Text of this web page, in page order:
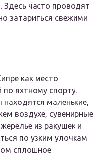
Здесь часто проводят
затариться свежими
как место
по яхтному спорту.
маленькие,
воздухе, сувенирные
из ракушек и
по узким улочкам
сплошное